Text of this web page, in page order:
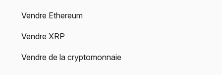
Vendre Ethereum
Vendre XRP
Vendre de la cryptomonnaie